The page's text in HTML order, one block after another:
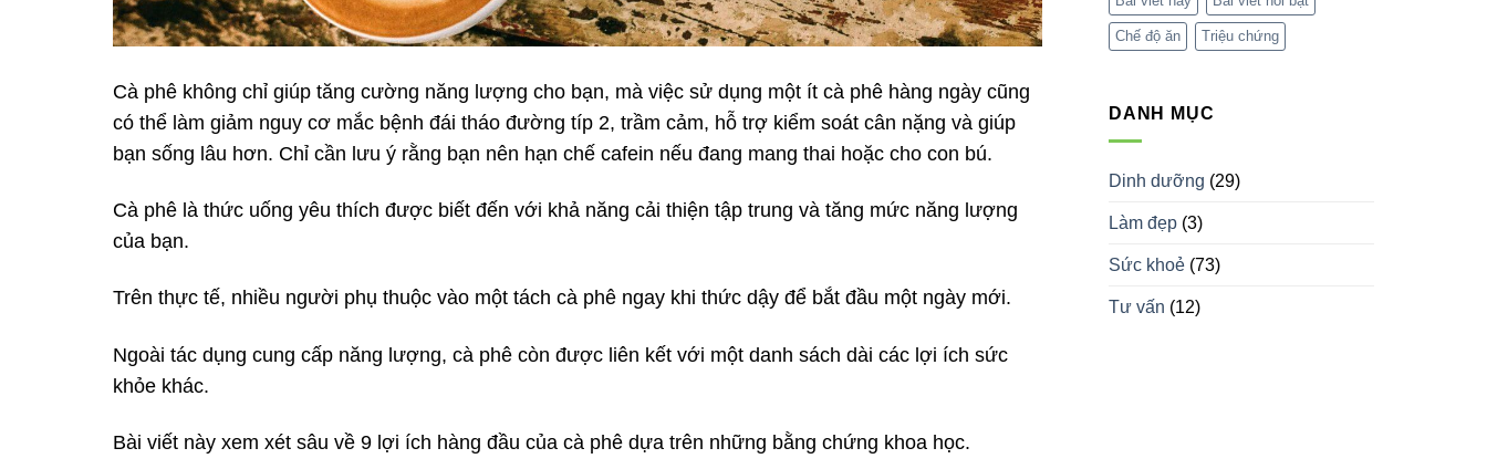
Cà phê không chỉ giúp tăng cường năng lượng cho bạn, mà việc sử dụng một ít cà phê hàng ngày cũng
có thể làm giảm nguy cơ mắc bệnh đái tháo đường típ 2, trầm cảm, hỗ trợ kiểm soát cân nặng và giúp
bạn sống lâu hơn. Chỉ cần lưu ý rằng bạn nên hạn chế cafein nếu đang mang thai hoặc cho con bú.
Cà phê là thức uống yêu thích được biết đến với khả năng cải thiện tập trung và tăng mức năng lượng
của bạn.
Trên thực tế, nhiều người phụ thuộc vào một tách cà phê ngay khi thức dậy để bắt đầu một ngày mới.
Ngoài tác dụng cung cấp năng lượng, cà phê còn được liên kết với một danh sách dài các lợi ích sức
khỏe khác.
Bài viết này xem xét sâu về 9 lợi ích hàng đầu của cà phê dựa trên những bằng chứng khoa học.
Tất
những
kế
nội
thất
spa
hút
khách
Chế độ ăn Triệu chứng
DANH MỤC
Dinh dưỡng (29)
Làm đẹp (3)
Sức khoẻ (73)
Tư vấn (12)